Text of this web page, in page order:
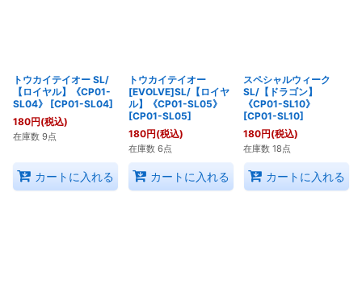
トウカイテイオー SL/
【ロイヤル】《CP01-
SL04》
[CP01-SL04]
180円(税込)
在庫数 9点
カートに入れる
トウカイテイオー
[EVOLVE]SL/【ロイヤ
ル】《CP01-SL05》
[CP01-SL05]
180円(税込)
在庫数 6点
カートに入れる
スペシャルウィーク
SL/【ドラゴン】
《CP01-SL10》
[CP01-SL10]
180円(税込)
在庫数 18点
カートに入れる